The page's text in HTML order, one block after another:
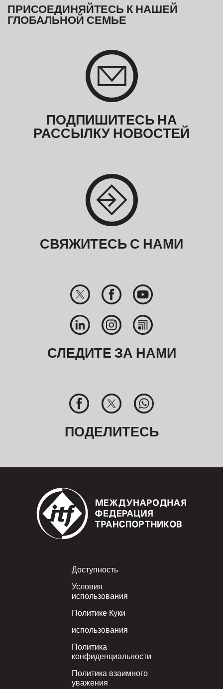
ПРИСОЕДИНЯЙТЕСЬ К НАШЕЙ
ГЛОБАЛЬНОЙ СЕМЬЕ
ПОДПИШИТЕСЬ НА
РАССЫЛКУ НОВОСТЕЙ
СВЯЖИТЕСЬ С НАМИ
СЛЕДИТЕ ЗА НАМИ
ПОДЕЛИТЕСЬ
Footer
Доступность
Условия
использования
Политике Куки
использования
Политика
конфиденциальности
Политика взаимного
уважения